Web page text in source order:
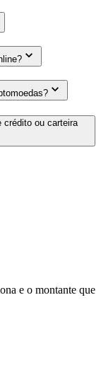
crédito ou carteira
e o montante que